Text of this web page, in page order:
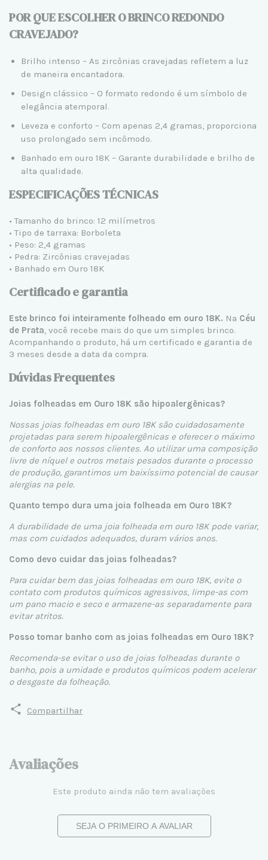
POR QUE ESCOLHER O BRINCO REDONDO
CRAVEJADO?
Brilho intenso – As zircônias cravejadas refletem a luz
de maneira encantadora.
Design clássico – O formato redondo é um símbolo de
elegância atemporal.
Leveza e conforto – Com apenas 2,4 gramas, proporciona
uso prolongado sem incômodo.
Banhado em ouro 18K – Garante durabilidade e brilho de
alta qualidade.
ESPECIFICAÇÕES TÉCNICAS
• Tamanho do brinco: 12 milímetros
• Tipo de tarraxa: Borboleta
• Peso: 2,4 gramas
• Pedra: Zircônias cravejadas
• Banhado em Ouro 18K
Certificado e garantia
Este brinco foi inteiramente folheado em ouro 18K. Na Céu
de Prata, você recebe mais do que um simples brinco.
Acompanhando o produto, há um certificado e garantia de
3 meses desde a data da compra.
Dúvidas Frequentes
Joias folheadas em Ouro 18K são hipoalergênicas?
Nossas joias folheadas em ouro 18K são cuidadosamente
projetadas para serem hipoalergênicas e oferecer o máximo
de conforto aos nossos clientes. Ao utilizar uma composição
livre de níquel e outros metais pesados durante o processo
de produção, garantimos um baixíssimo potencial de causar
alergias na pele.
Quanto tempo dura uma joia folheada em Ouro 18K?
A durabilidade de uma joia folheada em ouro 18K pode variar,
mas com cuidados adequados, duram vários anos.
Como devo cuidar das joias folheadas?
Para cuidar bem das joias folheadas em ouro 18K, evite o
contato com produtos químicos agressivos, limpe-as com
um pano macio e seco e armazene-as separadamente para
evitar atritos.
Posso tomar banho com as joias folheadas em Ouro 18K?
Recomenda-se evitar o uso de joias folheadas durante o
banho, pois a umidade e produtos químicos podem acelerar
o desgaste da folheação.
Compartilhar
Avaliações
Este produto ainda não tem avaliações
SEJA O PRIMEIRO A AVALIAR